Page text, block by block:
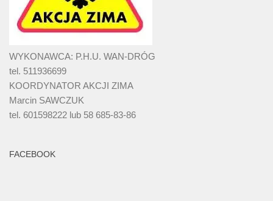
WYKONAWCA: P.H.U. WAN-DRÓG
tel. 511936699
KOORDYNATOR AKCJI ZIMA
Marcin SAWCZUK
tel. 601598222 lub 58 685-83-86
FACEBOOK